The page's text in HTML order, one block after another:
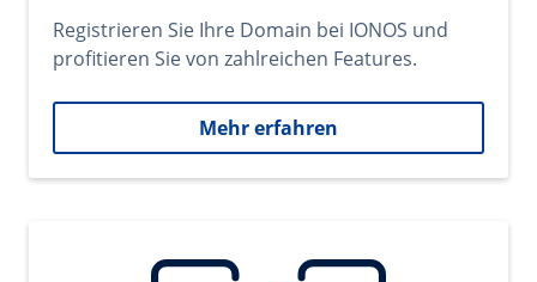
Registrieren Sie Ihre Domain bei IONOS und
profitieren Sie von zahlreichen Features.
Mehr erfahren